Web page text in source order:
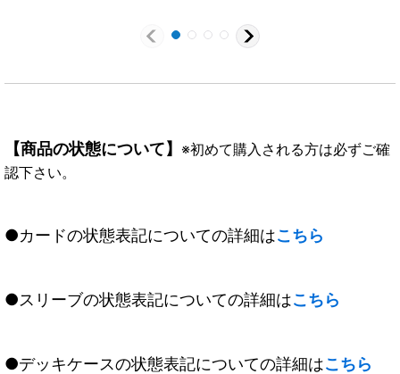
【商品の状態について】 ※初めて購入される方は必ずご確
認下さい。
●カードの状態表記についての詳細はこちら
●スリーブの状態表記についての詳細はこちら
●デッキケースの状態表記についての詳細はこちら